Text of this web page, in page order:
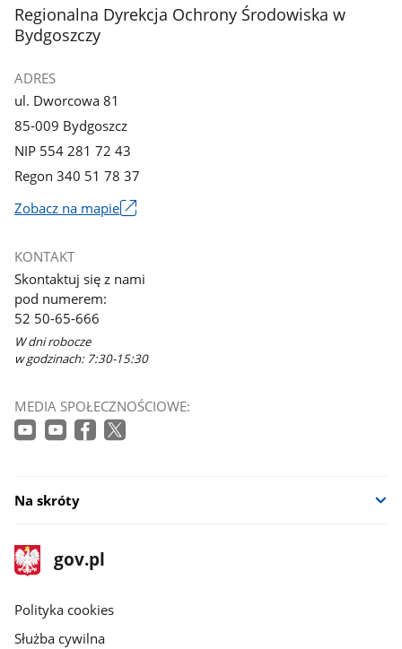
stopka
Regionalna Dyrekcja Ochrony Środowiska w
Bydgoszczy
ADRES
ul. Dworcowa 81
85-009 Bydgoszcz
NIP 554 281 72 43
Regon 340 51 78 37
Zobacz na mapie
się
w
nowym
oknie
KONTAKT
Skontaktuj się z nami
pod numerem:
52 50-65-666
W dni robocze
w godzinach: 7:30-15:30
MEDIA SPOŁECZNOŚCIOWE:
Na skróty
stopka
gov.pl
Strona
gov.pl
gov.pl
Polityka cookies
Służba cywilna